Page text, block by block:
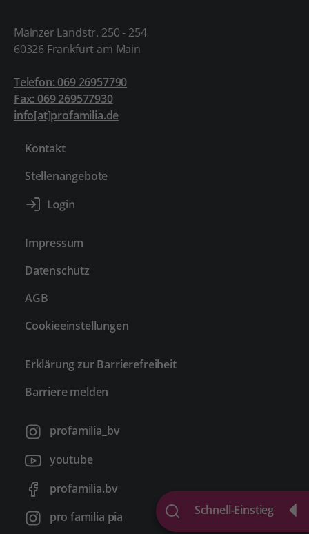
Schnell-Einstieg
Mainzer Landstr. 250 - 254
60326 Frankfurt am Main
Telefon: 069 26957790
Fax: 069 269577930
info[at]profamilia.de
Kontakt
Stellenangebote
Impressum
Datenschutz
AGB
Cookieeinstellungen
Erklärung zur Barrierefreiheit
Barriere melden
profamilia_bv
youtube
profamilia.bv
pro familia pia